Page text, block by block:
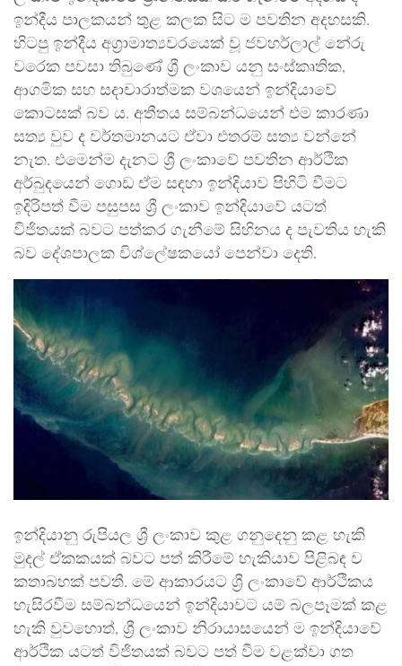
ඉන්දීය පාලකයන් තුළ කලක සිට ම පවතින අදහසකි.
හිටපු ඉන්දීය අග්‍රාමාත්‍යවරයෙක් වූ ජවහර්ලාල් නේරු
වරෙක පවසා තිබුණේ ශ්‍රී ලංකාව යනු සංස්කෘතික,
ආගමික සහ සදාචාරාත්මක වශයෙන් ඉන්දියාවේ
කොටසක් බව ය. අතීතය සම්බන්ධයෙන් එම කාරණා
සත්‍ය වුව ද වර්තමානයට ඒවා එතරම් සත්‍ය වන්නේ
නැත. එමෙන්ම දැනට ශ්‍රී ලංකාවේ පවතින ආර්ථික
අර්බුදයෙන් ගොඩ ඒම සඳහා ඉන්දියාව පිහිටි වීමට
ඉදිරිපත් වීම පසුපස ශ්‍රී ලංකාව ඉන්දියාවේ යටත්
විජිතයක් බවට පත්කර ගැනීමේ සිහිනය ද පැවතිය හැකි
බව දේශපාලක විශ්ලේෂකයෝ පෙන්වා දෙති.
ඉන්දියානු රුපියල ශ්‍රී ලංකාව කුළ ගනුදෙනු කළ හැකි
මුදල් ඒකකයක් බවට පත් කිරීමේ හැකියාව පිළිබඳ ව
කතාබහක් පවතී. මේ ආකාරයට ශ්‍රී ලංකාවේ ආර්ථිකය
හැසිරවීම සම්බන්ධයෙන් ඉන්දියාවට යම් බලපෑමක් කළ
හැකි වුවහොත්, ශ්‍රී ලංකාව නිරායාසයෙන් ම ඉන්දියාවේ
ආර්ථික යටත් විජිතයක් බවට පත් වීම වළක්වා ගත